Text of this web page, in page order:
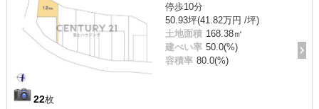
22枚
停歩10分
50.93坪(41.82万円 /坪)
土地面積 168.38㎡
建ぺい率 50.0(%)
容積率 80.0(%)